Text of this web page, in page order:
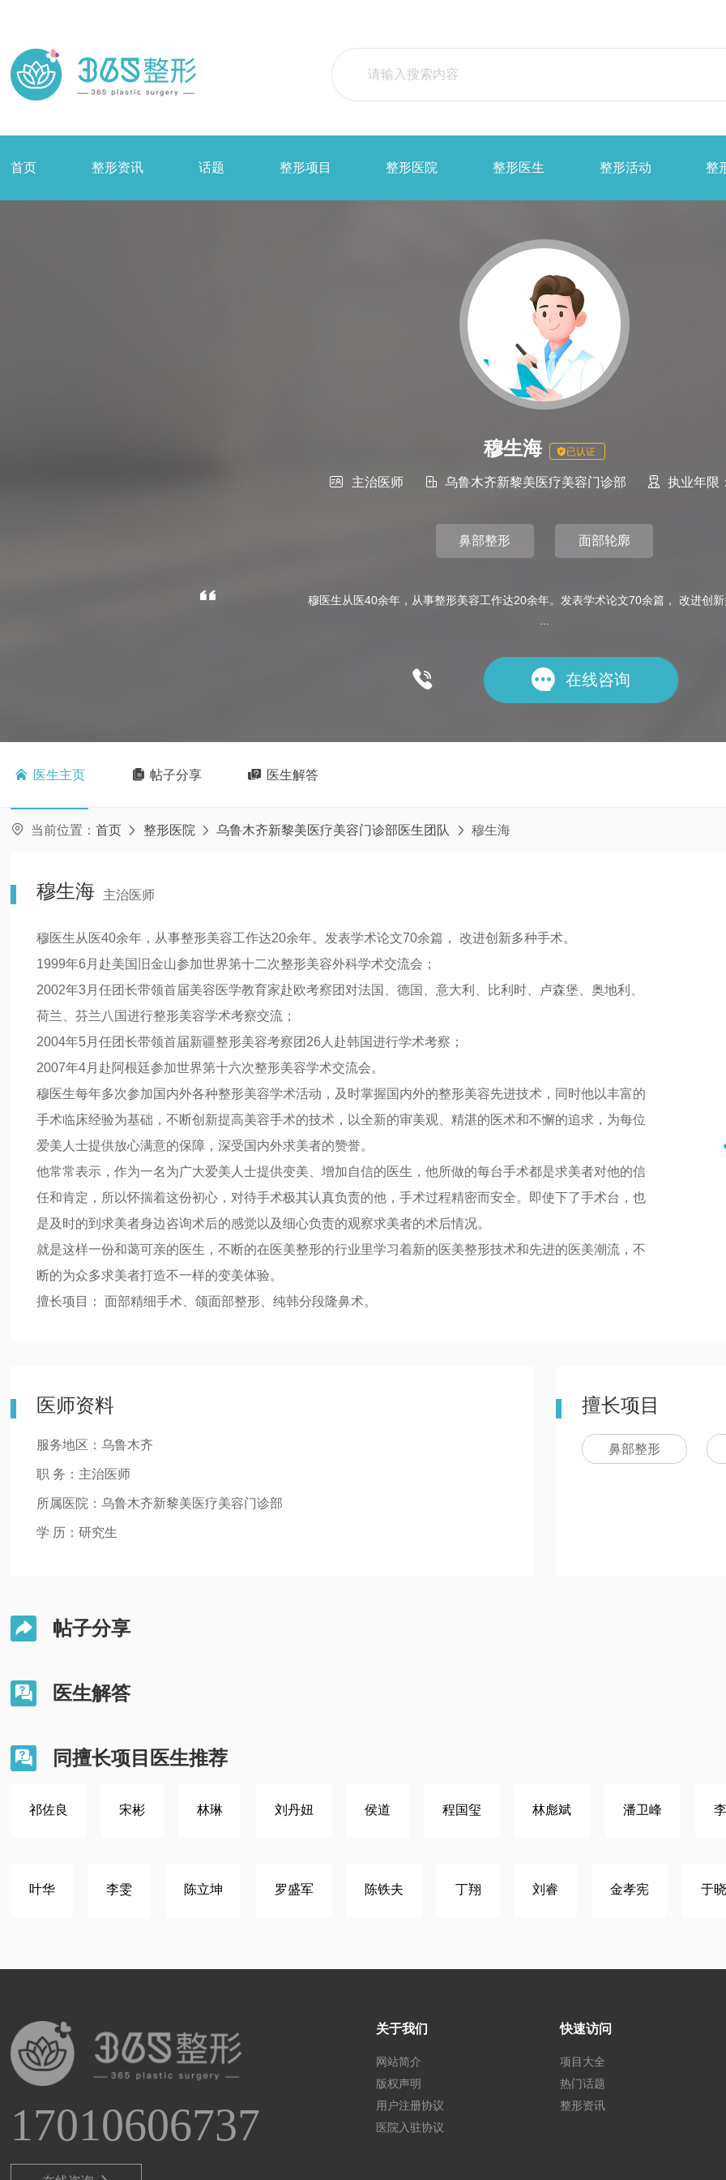
首页 整形资讯 话题 整形项目 整形医院 整形医生 整形活动 整
穆生海 已认证
 主治医师  乌鲁木齐新黎美医疗美容门诊部  执业年限
鼻部整形 面部轮廓
穆医生从医40余年，从事整形美容工作达20余年。发表学术论文70余篇， 改进创
  在线咨询
 医生主页  帖子分享  医生解答
 当前位置： 首页  整形医院  乌鲁木齐新黎美医疗美容门诊部医生团队  穆生海
穆生海 主治医师
穆医生从医40余年，从事整形美容工作达20余年。发表学术论文70余篇， 改进创新多种手术。
1999年6月赴美国旧金山参加世界第十二次整形美容外科学术交流会；
2002年3月任团长带领首届美容医学教育家赴欧考察团对法国、德国、意大利、比利时、卢森堡、奥地利、
荷兰、芬兰八国进行整形美容学术考察交流；
2004年5月任团长带领首届新疆整形美容考察团26人赴韩国进行学术考察；
2007年4月赴阿根廷参加世界第十六次整形美容学术交流会。
穆医生每年多次参加国内外各种整形美容学术活动，及时掌握国内外的整形美容先进技术，同时他以丰富的
手术临床经验为基础，不断创新提高美容手术的技术，以全新的审美观、精湛的医术和不懈的追求，为每位
爱美人士提供放心满意的保障，深受国内外求美者的赞誉。
他常常表示，作为一名为广大爱美人士提供变美、增加自信的医生，他所做的每台手术都是求美者对他的信
任和肯定，所以怀揣着这份初心，对待手术极其认真负责的他，手术过程精密而安全。即使下了手术台，也
是及时的到求美者身边咨询术后的感觉以及细心负责的观察求美者的术后情况。
就是这样一份和蔼可亲的医生，不断的在医美整形的行业里学习着新的医美整形技术和先进的医美潮流，不
断的为众多求美者打造不一样的变美体验。
擅长项目： 面部精细手术、颌面部整形、纯韩分段隆鼻术。
医师资料
服务地区：乌鲁木齐
职 务：主治医师
所属医院：乌鲁木齐新黎美医疗美容门诊部
学 历：研究生
擅长项目
鼻部整形
 帖子分享
 医生解答
 同擅长项目医生推荐
祁佐良 宋彬 林琳 刘丹妞 侯道 程国玺 林彪斌 潘卫峰
叶华 李雯 陈立坤 罗盛军 陈铁夫 丁翔 刘睿 金孝宪 于
17010606737
关于我们
网站简介
版权声明
用户注册协议
医院入驻协议
快速访问
项目大全
热门话题
整形资讯